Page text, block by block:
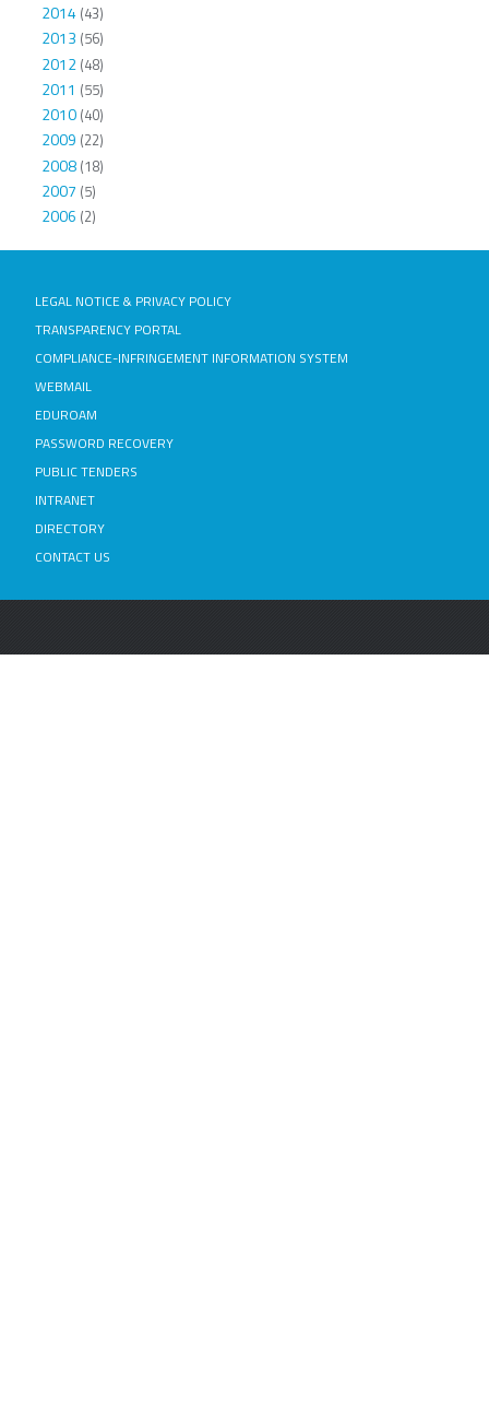
2014(43)
2013 (56)
2012(48)
2011 (55)
2010(40)
2009 (22)
2008(18)
2007 (5)
2006 (2)
LEGAL NOTICE & PRIVACY POLICY
TRANSPARENCY PORTAL
COMPLIANCE-INFRINGEMENT INFORMATION SYSTEM
WEBMAIL
EDUROAM
PASSWORD RECOVERY
PUBLIC TENDERS
INTRANET
DIRECTORY
CONTACT US